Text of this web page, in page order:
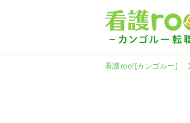
看護roo![カンゴルー]